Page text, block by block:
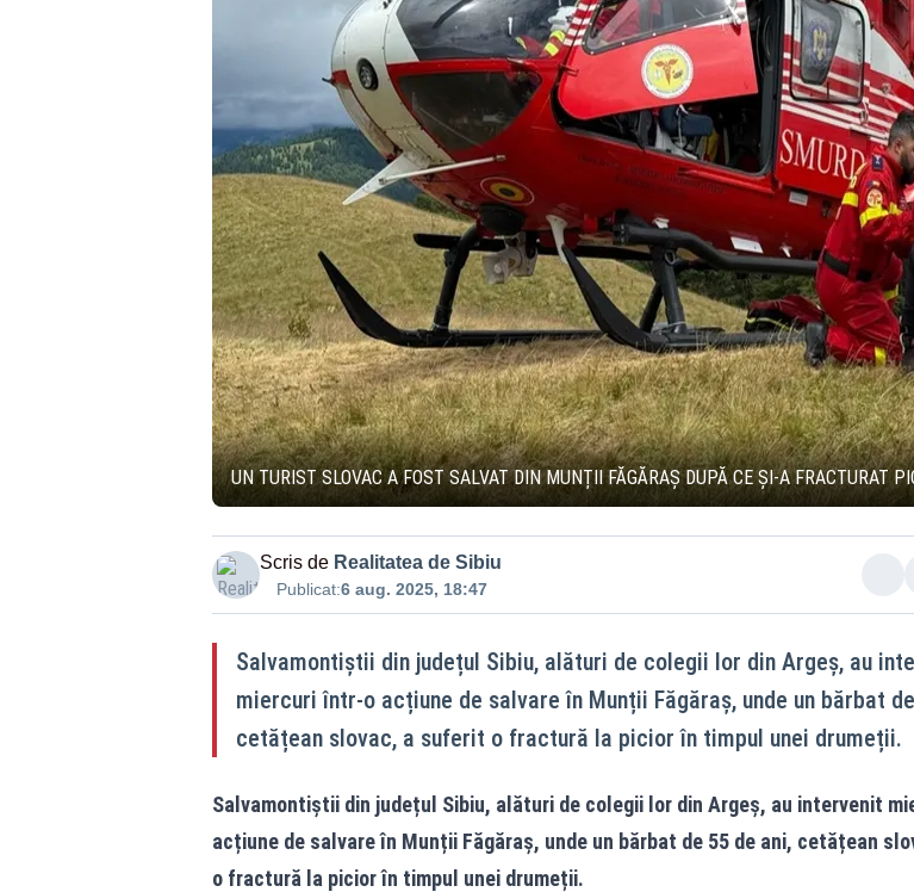
UN TURIST SLOVAC A FOST SALVAT DIN MUNȚII FĂGĂRAȘ DUPĂ CE ȘI-A FRACTURAT
Scris de Realitatea de Sibiu
Publicat:6 aug. 2025, 18:47
Salvamontiștii din județul Sibiu, alături de colegii lor din Argeș, au
miercuri într-o acțiune de salvare în Munții Făgăraș, unde un bărbat
cetățean slovac, a suferit o fractură la picior în timpul unei drumeții.
Salvamontiștii din județul Sibiu, alături de colegii lor din Argeș, au intervenit
acțiune de salvare în Munții Făgăraș, unde un bărbat de 55 de ani, cetățean
o fractură la picior în timpul unei drumeții.